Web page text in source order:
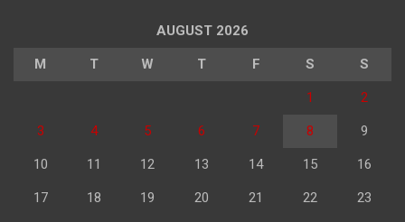
AUGUST 2026
M T W T F S S
1 2
3 4 5 6 7 8 9
10 11 12 13 14 15 16
17 18 19 20 21 22 23